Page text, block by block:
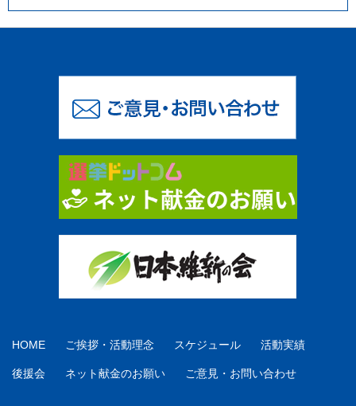
HOME ご挨拶・活動理念 スケジュール 活動実績
後援会 ネット献金のお願い ご意見・お問い合わせ